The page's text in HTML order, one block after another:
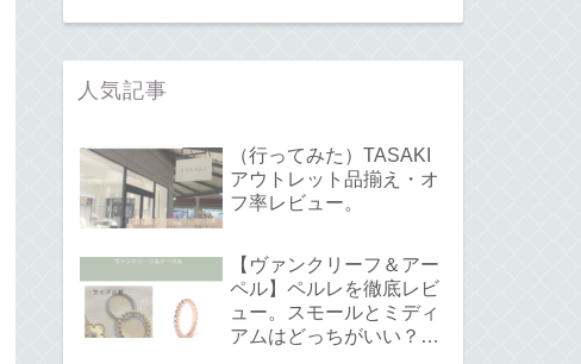
人気記事
（行ってみた）TASAKI
アウトレット品揃え・オ
フ率レビュー。
【ヴァンクリーフ＆アー
ペル】ペルレを徹底レビ
ュー。スモールとミディ
アムはどっちがいい？サ